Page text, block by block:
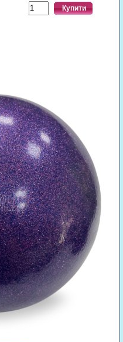
Купити